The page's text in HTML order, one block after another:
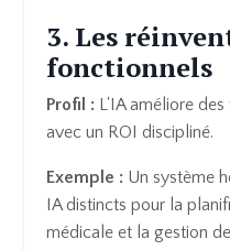
3. Les
fonctionnels
Profil : L'IA améliore
avec un ROI discipliné.
Exemple : Un système
IA distincts pour la
médicale et la gestion